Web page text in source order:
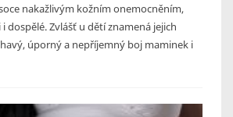
nakažlivým kožním onemocněním,
dospělé. Zvlášť u dětí znamená jejich
úporný a nepříjemný boj maminek i